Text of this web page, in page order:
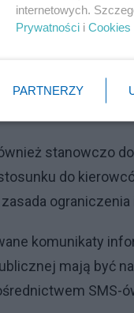
Jarosław
gromadzą się w
stanowczo
do
komunikaty
mają być
internetowych.
Prywatności i Cookies
PARTNERZY